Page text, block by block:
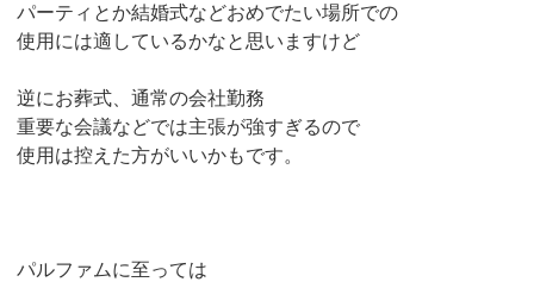
パーティとか結婚式などおめでたい場所での
使用には適しているかなと思いますけど
逆にお葬式、通常の会社勤務
重要な会議などでは主張が強すぎるので
使用は控えた方がいいかもです。
パルファムに至っては